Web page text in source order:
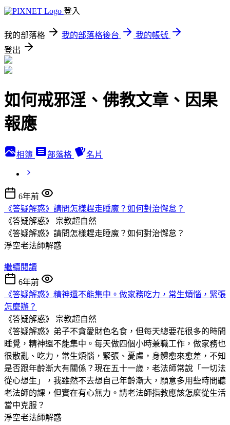
登入
我的部落格 我的部落格後台
我的帳號
登出
如何戒邪淫、佛教文章、因果
報應
相簿 部落格 名片
6年前
《答疑解惑》請問怎樣趕走睡魔？如何對治懈怠？
《答疑解惑》 宗教超自然
《答疑解惑》請問怎樣趕走睡魔？如何對治懈怠？
淨空老法師解惑
繼續閱讀
6年前
《答疑解惑》精神還不能集中。做家務吃力，常生煩惱，緊張
怎麼辦？
《答疑解惑》 宗教超自然
《答疑解惑》弟子不貪愛財色名食，但每天總要花很多的時間
睡覺，精神還不能集中。每天做四個小時兼職工作，做家務也
很散亂、吃力，常生煩惱，緊張、憂慮，身體愈來愈差，不知
是否跟年齡漸大有關係？現在五十一歲，老法師常說「一切法
從心想生」，我雖然不去想自己年齡漸大，願意多用些時間聽
老法師的課，但實在有心無力。請老法師指教應該怎麼從生活
當中克服？
淨空老法師解惑